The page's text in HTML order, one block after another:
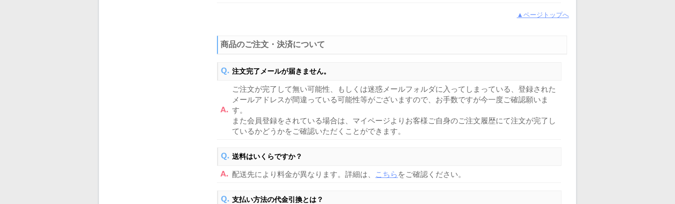
▲ページトップへ
商品のご注文・決済について
注文完了メールが届きません。
ご注文が完了して無い可能性、もしくは迷惑メールフォルダに入ってしまっている、登録された
メールアドレスが間違っている可能性等がございますので、お手数ですが今一度ご確認願いま
す。
また会員登録をされている場合は、マイページよりお客様ご自身のご注文履歴にて注文が完了し
ているかどうかをご確認いただくことができます。
送料はいくらですか？
配送先により料金が異なります。詳細は、 こちら をご確認ください。
支払い方法の代金引換とは？